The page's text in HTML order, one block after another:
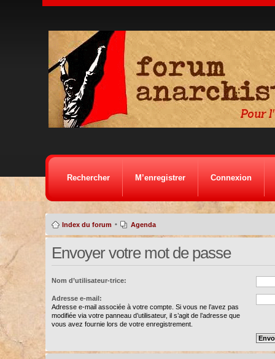
Rechercher M’enregistrer Connexion
Index du forum • Agenda
Envoyer votre mot de passe
Nom d’utilisateur-trice:
Adresse e-mail:
Adresse e-mail associée à votre compte. Si vous ne l’avez pas
modifiée via votre panneau d’utilisateur, il s’agit de l’adresse que
vous avez fournie lors de votre enregistrement.